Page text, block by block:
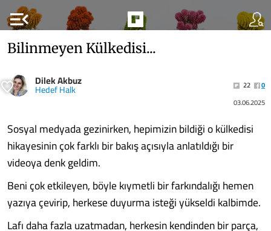
menu_open
Bilinmeyen Külkedisi...
Dilek Akbuz
Hedef Halk 22
0
03.06.2025
Sosyal medyada gezinirken, hepimizin bildiği o külkedisi
hikayesinin çok farklı bir bakış açısıyla anlatıldığı bir
videoya denk geldim.
Beni çok etkileyen, böyle kıymetli bir farkındalığı hemen
yazıya çevirip, herkese duyurma isteği yükseldi kalbimde.
Lafı daha fazla uzatmadan, herkesin kendinden bir parça,